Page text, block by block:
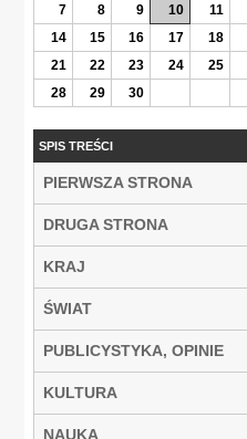
7
8 9 10 11
14
15 16 17 18
21
22 23 24 25
28
29 30
SPIS TREŚCI
PIERWSZA STRONA
DRUGA STRONA
KRAJ
ŚWIAT
PUBLICYSTYKA, OPINIE
KULTURA
NAUKA